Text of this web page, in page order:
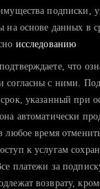
на поиск и
с конкурентами и
подписки,
на основе данных в
исследованию
что
согласны с ними.
указанный при
автоматически
любое время
к услугам
платежи за
возврату,